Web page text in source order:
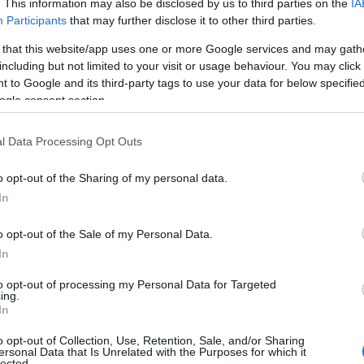
This information may also be disclosed by us to third parties on the
Participants that may further disclose it to other third parties.
that this website/app uses one or more Google services and may
but not limited to your visit or usage behaviour. You may
to Google and its third-party tags to use your data for below
consent section.
Data Processing Opt Outs
opt-out of the Sharing of my personal data.
opt-out of the Sale of my Personal Data.
opt-out of processing my Personal Data for Targeted
opt-out of Collection, Use, Retention, Sale, and/or Sharing
Data that Is Unrelated with the Purposes for which it
disposto il ricovero. Il quadro clinico è
ore di oggi, quando un’embolia
gravissima insufficienza respiratoria risultata
nelle ultime ore, il decesso sarebbe avvenuto
d’urgenza verso il Santissima
veniva sistemato a bordo di